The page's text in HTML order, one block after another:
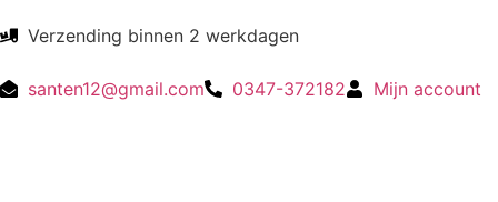
Verzending binnen 2 werkdagen
santen12@gmail.com 0347-372182 Mijn account